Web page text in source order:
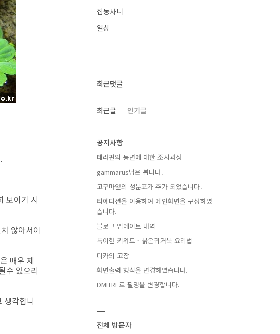
보이기 시
않아서이
매우 제
수 있으리
생각합니
잡동사니
일상
최근댓글
최근글 인기글
공지사항
테라핀의 동면에 대한 조사과정
gammarus님은 봅니다.
고구마잎의 성분표가 추가 되었습니다.
티에디션을 이용하여 메인화면을 구성하였
습니다.
블로그 업데이트 내역
특이한 키워드 - 붉은귀거북 요리법
디카의 고장
화면출력 형식을 변경하였습니다.
DMITRI 로 필명을 변경합니다.
전체 방문자